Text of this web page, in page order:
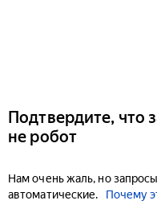
Подтвердите, что
не робот
Нам очень жаль, но
автоматические.
Почему